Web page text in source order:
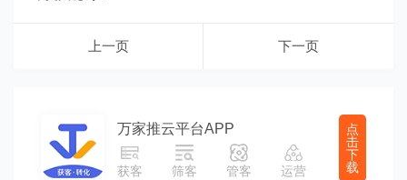
上一页 下一页
万家推云平台APP
获客 筛客 管客 运营
点
击
下
载